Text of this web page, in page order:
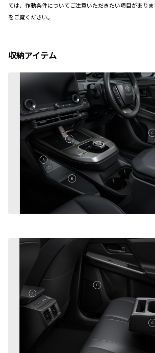
ては、作動条件についてご注意いただきたい項目があり
をご覧ください。
収納アイテム